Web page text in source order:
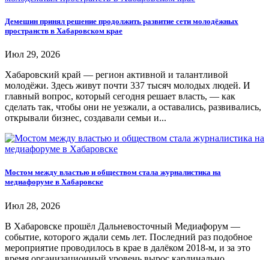
Демешин принял решение продолжить развитие сети молодёжных
пространств в Хабаровском крае
Июл 29, 2026
Хабаровский край — регион активной и талантливой
молодёжи. Здесь живут почти 337 тысяч молодых людей. И
главный вопрос, который сегодня решает власть, — как
сделать так, чтобы они не уезжали, а оставались, развивались,
открывали бизнес, создавали семьи и...
Мостом между властью и обществом стала журналистика на
медиафоруме в Хабаровске
Июл 28, 2026
В Хабаровске прошёл Дальневосточный Медиафорум —
событие, которого ждали семь лет. Последний раз подобное
мероприятие проводилось в крае в далёком 2018-м, и за это